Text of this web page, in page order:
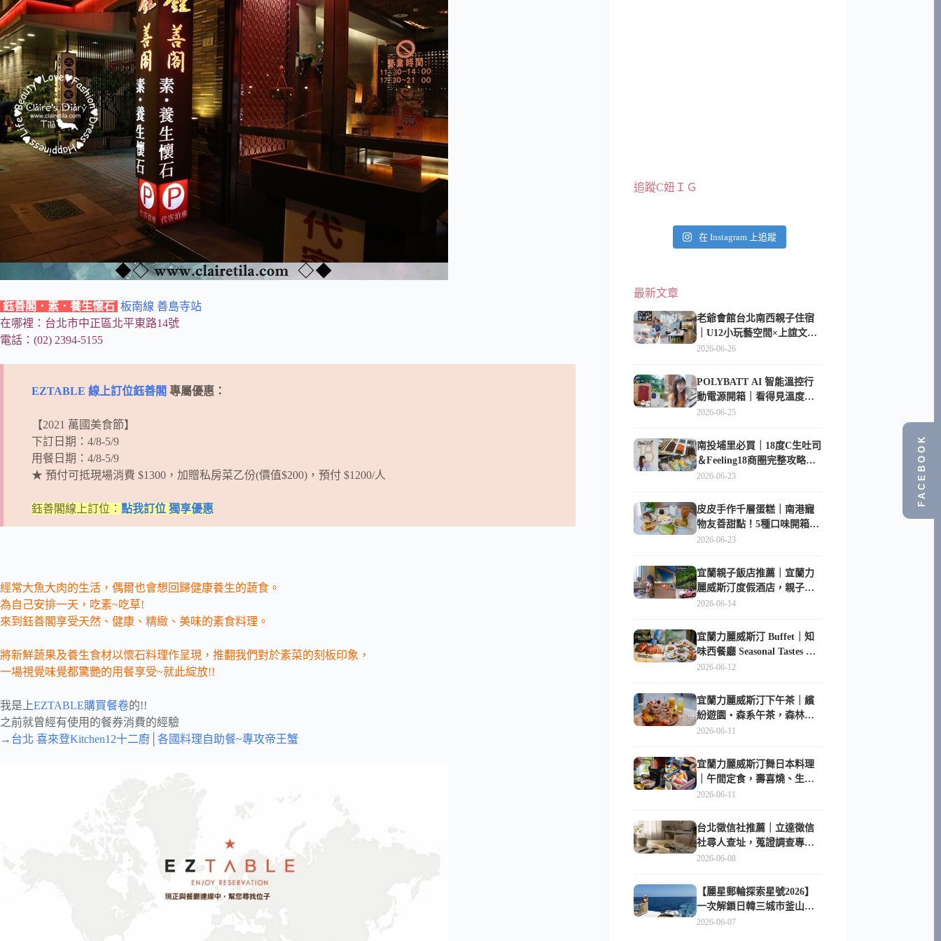
鈺善閣．素．養生懷石 板南線 善島寺站
在哪裡：台北市中正區北平東路14號
電話：(02) 2394-5155
EZTABLE 線上訂位鈺善閣 專屬優惠：
【2021 萬國美食節】
下訂日期：4/8-5/9
用餐日期：4/8-5/9
★ 預付可抵現場消費 $1300，加贈私房菜乙份(價值$200)，預付 $1200/人
鈺善閣線上訂位： 點我訂位 獨享優惠
經常大魚大肉的生活，偶爾也會想回歸健康養生的蔬食。
為自己安排一天，吃素~吃草!
來到 鈺善閣享受天然、健康、精緻、美味的素食料理。
將新鮮蔬果及養生食材以懷石料理作呈現，推翻我們對於素菜的刻板印象，
一場視覺味覺都驚艷的用餐享受~就此綻放!!
我是上EZTABLE購買餐卷的!!
之前就曾經有使用的餐券消費的經驗
→台北 喜來登Kitchen12十二廚│各國料理自助餐~專攻帝王蟹
追蹤C妞ＩＧ
在 Instagram 上追蹤
最新文章
老爺會館台北南西親子住宿
｜U12小玩藝空間×上誼文
化，暑假帶孩子這樣玩
2026-06-26
POLYBATT AI 智能溫控行
動電源開箱｜看得見溫度與
電量，外出更安心的
2026-06-25
南投埔里必買｜18度C生吐司
＆Feeling18商圈完整攻略，
在地人帶路這樣逛
2026-06-23
皮皮手作千層蛋糕｜南港寵
物友善甜點！5種口味開箱，
比Lady M便宜一半的台北隱
2026-06-23
宜蘭親子飯店推薦｜宜蘭力
麗威斯汀度假酒店，親子
房、Buffet、泳池、兒童俱樂
2026-06-14
宜蘭力麗威斯汀 Buffet｜知
味西餐廳 Seasonal Tastes 晚
餐早餐吃什麼？
2026-06-12
宜蘭力麗威斯汀下午茶｜繽
紛遊園・森系午茶，森林系
甜點超好拍
2026-06-11
宜蘭力麗威斯汀舞日本料理
｜午間定食，壽喜燒、生魚
片與日式包廂空間
2026-06-11
台北徵信社推薦｜立達徵信
社尋人查址，蒐證調查專家
陪你找回失聯的家人
2026-06-08
【麗星郵輪探索星號2026】
一次解鎖日韓三城市釜山、
長崎、那霸｜餐點升級、表
2026-06-07
FACEBOOK